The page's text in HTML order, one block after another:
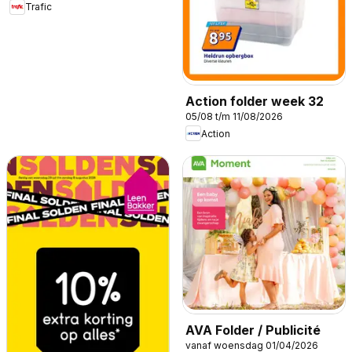
Trafic
Action folder week 32
05/08 t/m 11/08/2026
Action
AVA Folder / Publicité
vanaf woensdag 01/04/2026